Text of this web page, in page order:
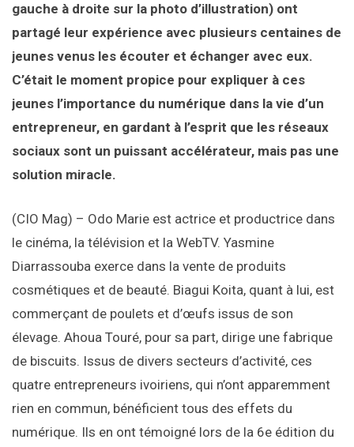
gauche à droite sur la photo d’illustration) ont
partagé leur expérience avec plusieurs centaines de
jeunes venus les écouter et échanger avec eux.
C’était le moment propice pour expliquer à ces
jeunes l’importance du numérique dans la vie d’un
entrepreneur, en gardant à l’esprit que les réseaux
sociaux sont un puissant accélérateur, mais pas une
solution miracle.
(CIO Mag) – Odo Marie est actrice et productrice dans
le cinéma, la télévision et la WebTV. Yasmine
Diarrassouba exerce dans la vente de produits
cosmétiques et de beauté. Biagui Koita, quant à lui, est
commerçant de poulets et d’œufs issus de son
élevage. Ahoua Touré, pour sa part, dirige une fabrique
de biscuits. Issus de divers secteurs d’activité, ces
quatre entrepreneurs ivoiriens, qui n’ont apparemment
rien en commun, bénéficient tous des effets du
numérique. Ils en ont témoigné lors de la 6e édition du